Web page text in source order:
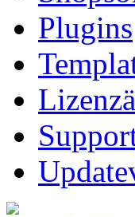
Plugins